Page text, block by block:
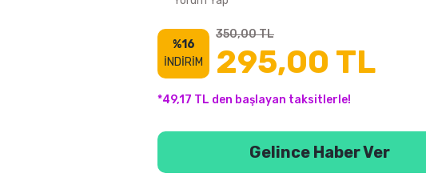
%16
İNDİRİM
350,00 TL
295,00 TL
*49,17 TL den başlayan taksitlerle!
Gelince Haber Ver